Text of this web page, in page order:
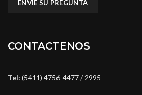
CONTACTENOS
Tel: (5411) 4756-4477/2995